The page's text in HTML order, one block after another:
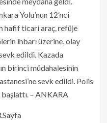
Yolu’nun 12’nci
hafif ticari araç, refüje
ihbarı üzerine, olay
edildi. Kazada
birinci müdahalesinin
sevk edildi. Polis
– ANKARA